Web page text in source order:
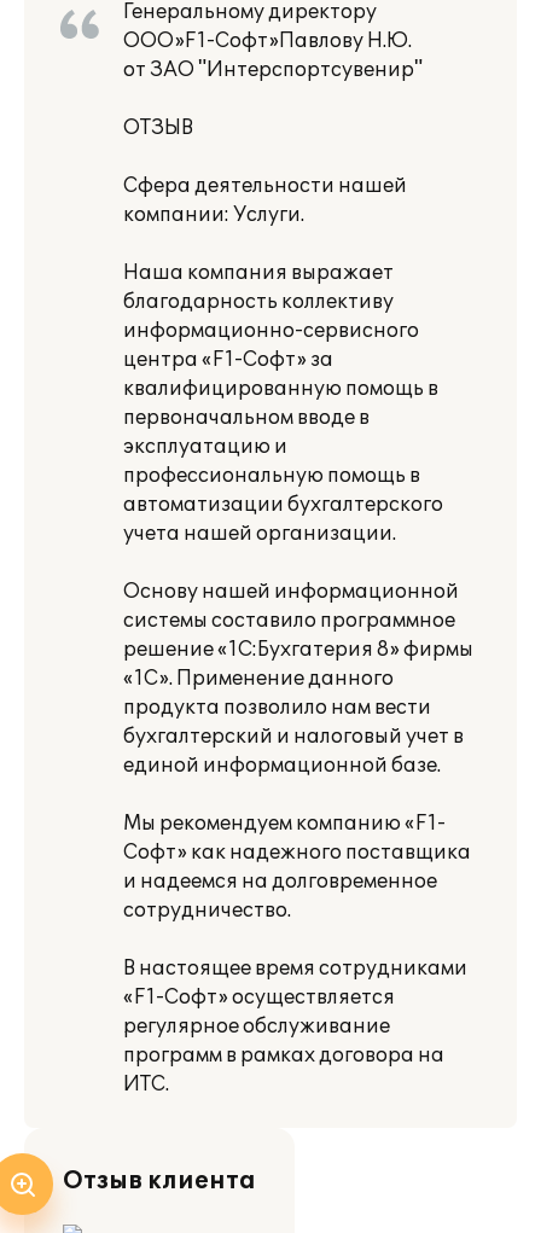
Генеральному директору
ООО»F1-Софт»Павлову Н.Ю.
от ЗАО "Интерспортсувенир"
ОТЗЫВ
Сфера деятельности нашей
компании: Услуги.
Наша компания выражает
благодарность коллективу
информационно-сервисного
центра «F1-Софт» за
квалифицированную помощь в
первоначальном вводе в
эксплуатацию и
профессиональную помощь в
автоматизации бухгалтерского
учета нашей организации.
Основу нашей информационной
системы составило программное
решение «1С:Бухгатерия 8» фирмы
«1С». Применение данного
продукта позволило нам вести
бухгалтерский и налоговый учет в
единой информационной базе.
Мы рекомендуем компанию «F1-
Софт» как надежного поставщика
и надеемся на долговременное
сотрудничество.
В настоящее время сотрудниками
«F1-Софт» осуществляется
регулярное обслуживание
программ в рамках договора на
ИТС.
Отзыв клиента